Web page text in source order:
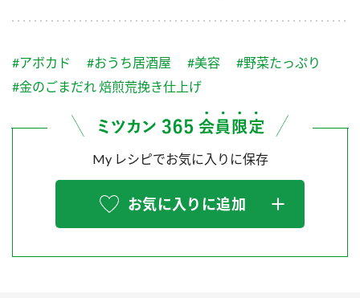
ふりかけ おすしの素
炊き込みご飯の素 米飯用調味液
つゆ
納豆のサイト
三ツ判山吹
スペシャルサイト
お酢を知ろう！
すしラボ
MIM（ミツカンミュージアム）
お客様相談センター
お客様の声をいかしました
販売終了製品のご案内
よくあるご質問
#アボカド #おうち居酒屋 #美容
#野菜たっぷり
#金のごまだれ 焙煎荒挽き仕上げ
My レシピでお気に入りに保存
お気に入りに追加